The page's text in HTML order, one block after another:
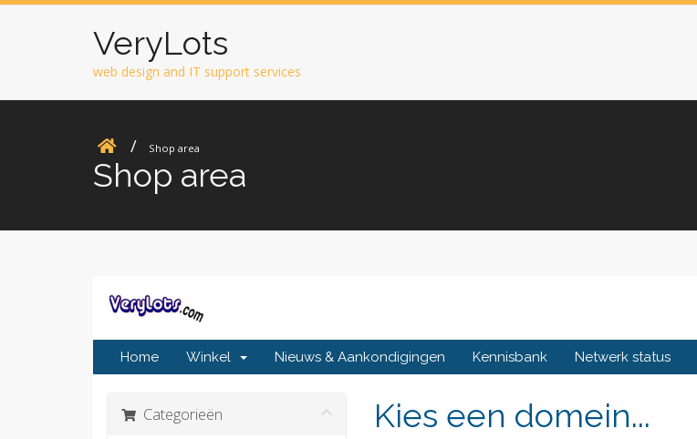
VeryLots
web design and IT support services
Shop area
Shop area
Home Winkel Nieuws & Aankondigingen Kennisbank Netwerk status
Kies een domein...
Categorieën